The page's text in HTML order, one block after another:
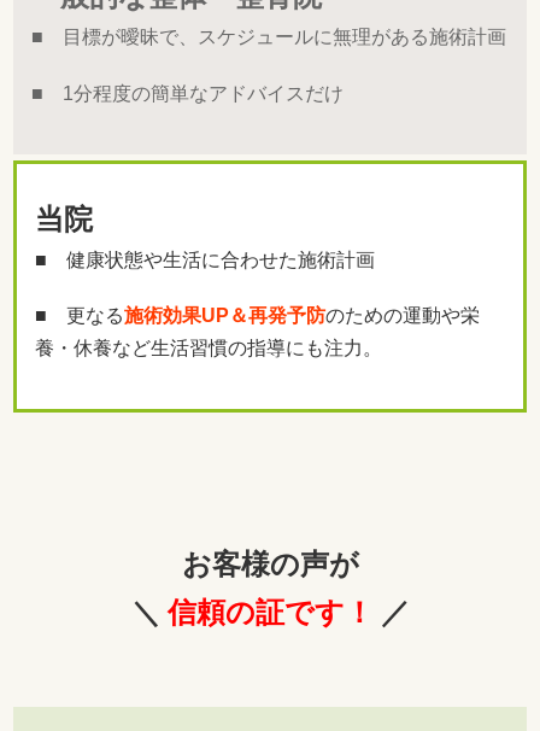
■ 目標が曖昧で、スケジュールに無理がある施術計画
■ 1分程度の簡単なアドバイスだけ
当院
■ 健康状態や生活に合わせた施術計画
■ 更なる施術効果UP＆再発予防のための運動や栄
養・休養など生活習慣の指導にも注力。
お客様の声が
＼信頼の証です！ ／